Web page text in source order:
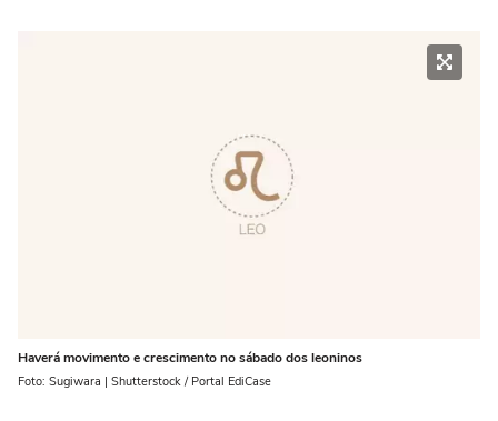
Haverá movimento e crescimento no sábado dos leoninos
Foto: Sugiwara | Shutterstock / Portal EdiCase